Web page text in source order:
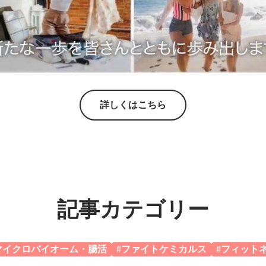
詳しくはこちら
記事カテゴリー
イクロバイオーム・腸活 #ファイトケミカルス #フィット